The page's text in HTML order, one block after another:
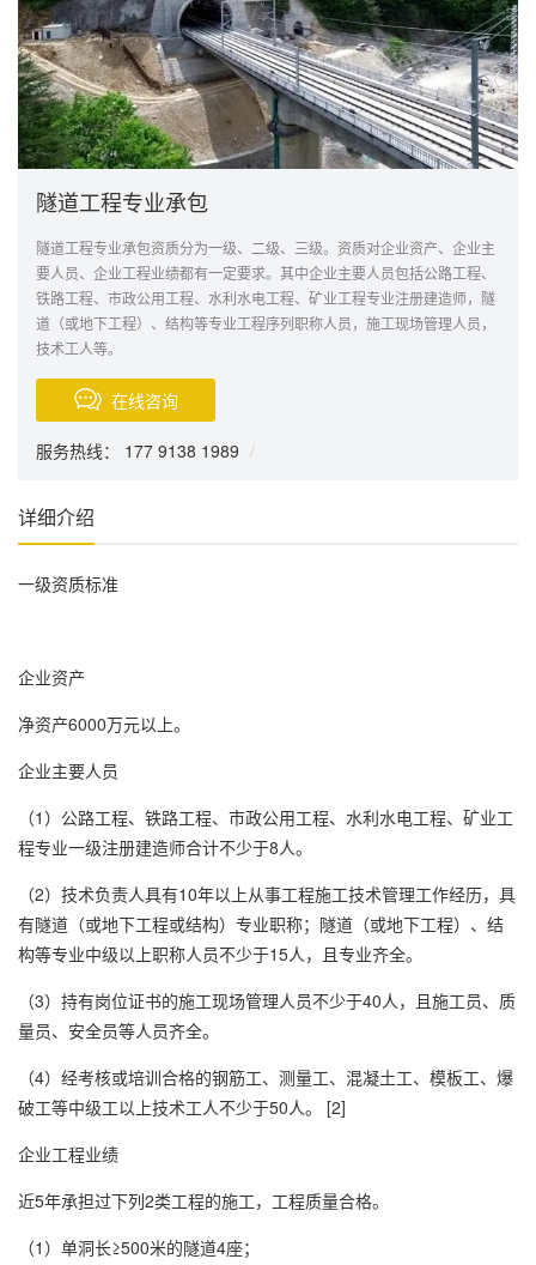
隧道工程专业承包
隧道工程专业承包资质分为一级、二级、三级。资质对企业资产、企业主
要人员、企业工程业绩都有一定要求。其中企业主要人员包括公路工程、
铁路工程、市政公用工程、水利水电工程、矿业工程专业注册建造师，隧
道（或地下工程）、结构等专业工程序列职称人员，施工现场管理人员，
技术工人等。
在线咨询
服务热线： 177 9138 1989 /
详细介绍
一级资质标准
企业资产
净资产6000万元以上。
企业主要人员
（1）公路工程、铁路工程、市政公用工程、水利水电工程、矿业工
程专业一级注册建造师合计不少于8人。
（2）技术负责人具有10年以上从事工程施工技术管理工作经历，具
有隧道（或地下工程或结构）专业职称；隧道（或地下工程）、结
构等专业中级以上职称人员不少于15人，且专业齐全。
（3）持有岗位证书的施工现场管理人员不少于40人，且施工员、质
量员、安全员等人员齐全。
（4）经考核或培训合格的钢筋工、测量工、混凝土工、模板工、爆
破工等中级工以上技术工人不少于50人。 [2]
企业工程业绩
近5年承担过下列2类工程的施工，工程质量合格。
（1）单洞长≥500米的隧道4座；